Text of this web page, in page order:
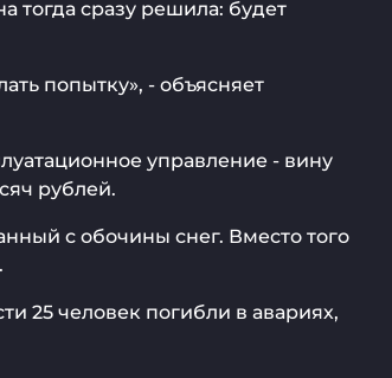
тогда сразу решила: будет
попытку», - объясняет
управление - вину
рублей.
с обочины снег. Вместо того
25 человек погибли в авариях,